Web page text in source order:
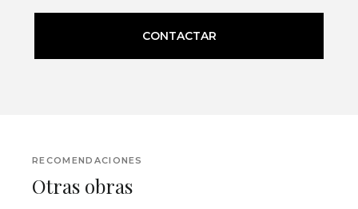
CONTACTAR
RECOMENDACIONES
Otras obras